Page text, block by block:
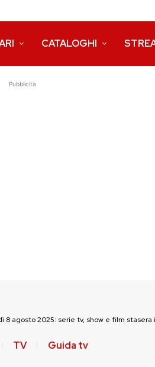
CATALOGHI
Pubblicità
8 agosto 2025: serie tv, show e film stasera
TV Guida tv